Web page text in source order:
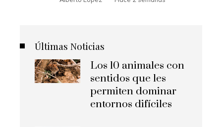
Últimas Noticias
Los 10 animales con
sentidos que les
permiten dominar
entornos difíciles